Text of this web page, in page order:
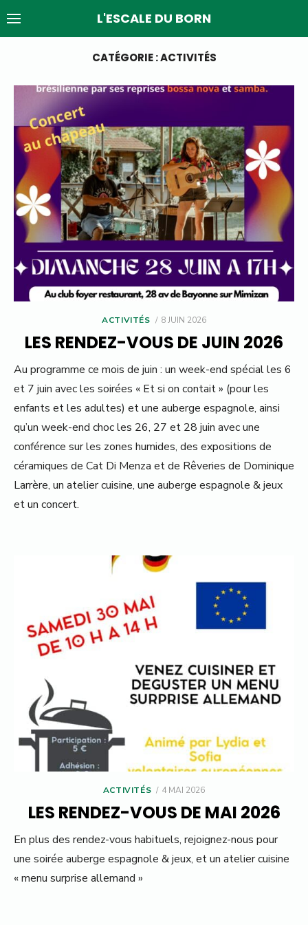
to
L'ESCALE DU BORN
CATÉGORIE :ACTIVITÉS
ACTIVITÉS
POSTED
8 JUIN 2026
LES RENDEZ-VOUS DE JUIN 2026
Au programme ce mois de juin : un week-end spécial les 6
et 7 juin avec les soirées « Et si on contait » (pour les
enfants et les adultes) et une auberge espagnole, ainsi
qu’un week-end choc les 26, 27 et 28 juin avec une
conférence sur les zones humides, des expositions de
céramiques de Cat Di Menza et de Rêveries de Dominique
Larrère, un atelier cuisine, une auberge espagnole & jeux
et un concert.
ACTIVITÉS
POSTED
4 MAI 2026
LES RENDEZ-VOUS DE MAI 2026
En plus des rendez-vous habituels, rejoignez-nous pour
une soirée auberge espagnole & jeux, et un atelier cuisine
« menu surprise allemand »